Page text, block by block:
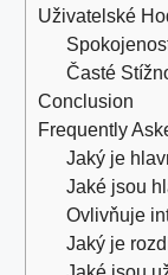
Uživatelské
Časté
Conclusion
Frequently
Jaký je
Jaké jsou
Ovlivňuje
Jaký je